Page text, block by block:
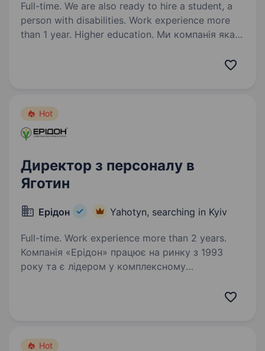
Full-time. We are also ready to hire a student, a
person with disabilities. Work experience more
than 1 year. Higher education. Ми компанія яка
роботи та великим бажанням до досягення…
Hot
Директор з персоналу в
Яготин
Ерідон Yahotyn, searching in Kyiv
Full-time. Work experience more than 2 years.
Компанія «Ерідон» працює на ринку з 1993
року та є лідером у комплексному
підприємств України. Ми пропонуємо широкий
Hot